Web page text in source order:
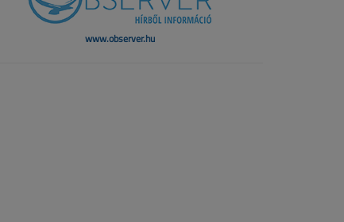
www.observer.hu